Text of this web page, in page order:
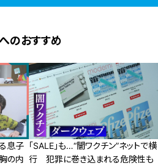
のおすすめ
息子
の内
「SALE」も…“闇ワクチン”ネットで横
行 犯罪に巻き込まれる危険性も